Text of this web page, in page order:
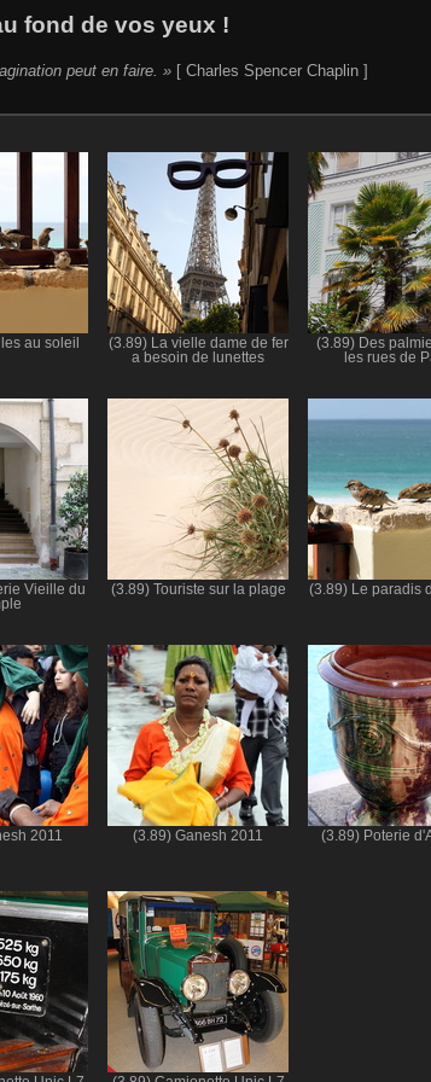
fond de vos yeux !
peut en faire. »[ Charles Spencer Chaplin ]
au soleil
(3.89) La vielle dame de fer
a besoin de lunettes
(3.89) Des
les rues de
Vieille du
(3.89) Touriste sur la plage (3.89) Le paradis
2011 (3.89) Ganesh 2011 (3.89) Poterie